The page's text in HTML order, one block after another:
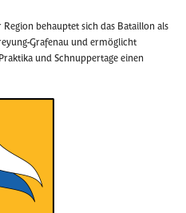
behauptet sich das Bataillon als
Grafenau und ermöglicht
und Schnuppertage einen